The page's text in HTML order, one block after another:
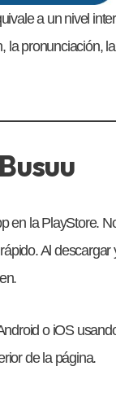
a un nivel
pronunciación,
en la PlayStore.
Al descargar
o iOS
de la página.